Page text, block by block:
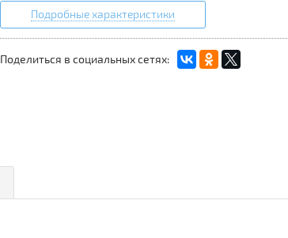
Подробные характеристики
Поделиться в социальных сетях: